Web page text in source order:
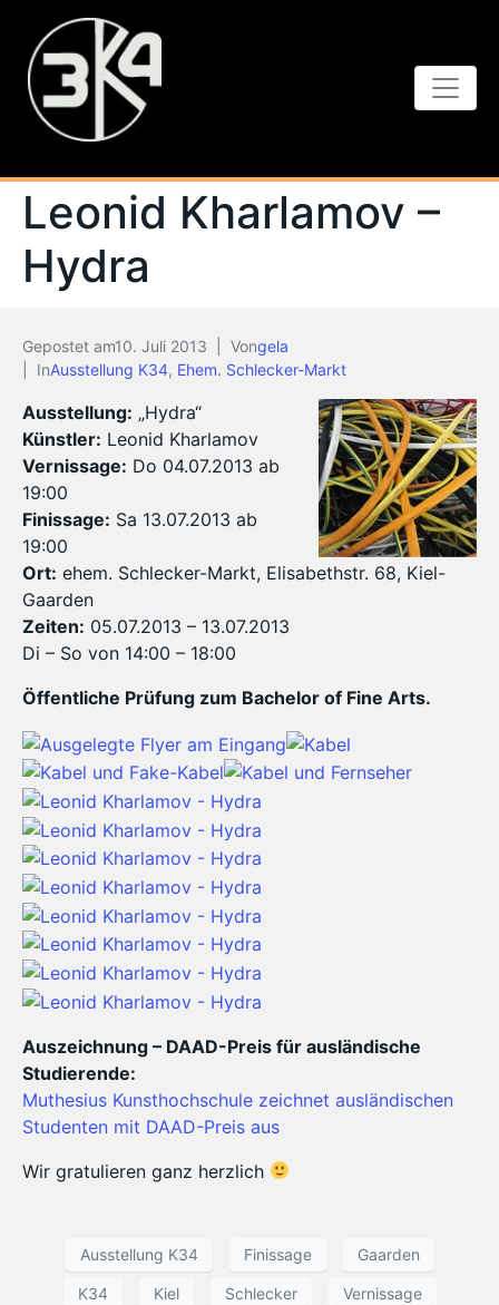
Leonid Kharlamov –
Hydra
Gepostet am10. Juli 2013 Vongela
InAusstellung K34, Ehem. Schlecker-Markt
Ausstellung: „Hydra“
Künstler: Leonid Kharlamov
Vernissage: Do 04.07.2013 ab
19:00
Finissage: Sa 13.07.2013 ab
19:00
Ort: ehem. Schlecker-Markt, Elisabethstr. 68, Kiel-
Gaarden
Zeiten: 05.07.2013 – 13.07.2013
Di – So von 14:00 – 18:00
Öffentliche Prüfung zum Bachelor of Fine Arts.
Auszeichnung – DAAD-Preis für ausländische
Studierende:
Muthesius Kunsthochschule zeichnet ausländischen
Studenten mit DAAD-Preis aus
Wir gratulieren ganz herzlich
Ausstellung K34 Finissage Gaarden
K34 Kiel Schlecker Vernissage